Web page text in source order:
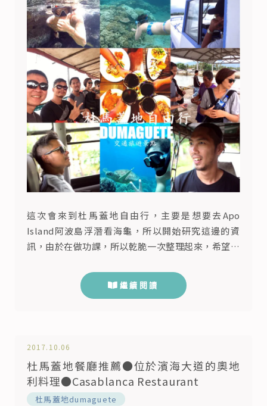
這次會來到杜馬蓋地自由行，主要是想要去Apo
Island阿波島浮潛看海龜，所以開始研究這邊的資
訊，由於在做功課，所以乾脆一次整理起來，希望能
是內格羅斯島的首都，有著「City of Gentle」溫柔
之城的美名，在2017年被福布斯雜誌票選「全球最
繼續閱讀
2017.10.06
杜馬蓋地餐廳推薦●位於濱海大道的奧地
利料理●Casablanca Restaurant
杜馬蓋地dumaguete